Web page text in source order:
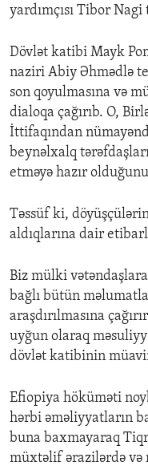
yardımçısı Tibor
Dövlət katibi Mayk
naziri Abiy Əhmədlə
son qoyulmasına və
dialoqa çağırıb. O,
İttifaqından
beynəlxalq
etməyə hazır
Təssüf ki,
aldıqlarına dair
Biz mülki
bağlı bütün
araşdırılmasına
uyğun olaraq
dövlət katibinin
Efiopiya höküməti
hərbi əməliyyatların
buna baxmayaraq
müxtəlif ərazilərdə və